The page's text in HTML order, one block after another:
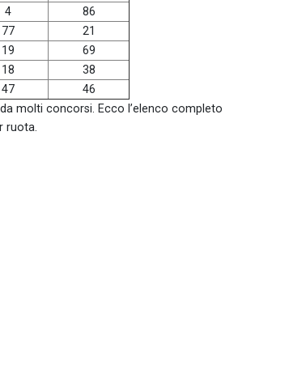
4
86
77
21
19
69
18
38
47
46
molti concorsi. Ecco l’elenco completo
ruota.